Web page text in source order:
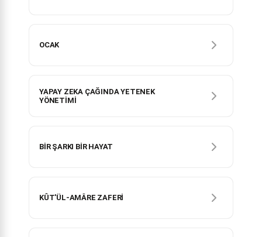
OCAK
YAPAY ZEKA ÇAĞINDA YETENEK
YÖNETİMİ
BİR ŞARKI BİR HAYAT
KÛT'ÜL-AMÂRE ZAFERİ